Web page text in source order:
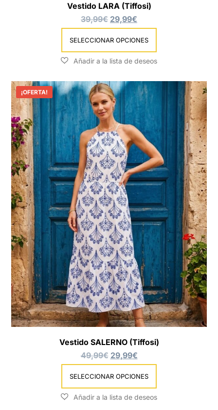
Vestido LARA (Tiffosi)
39,99€ 29,99€
SELECCIONAR OPCIONES
¡OFERTA!
Vestido SALERNO (Tiffosi)
49,99€ 29,99€
SELECCIONAR OPCIONES